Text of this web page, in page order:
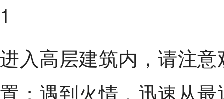
1
进入高层建筑内，请注
置；遇到火情，迅速从